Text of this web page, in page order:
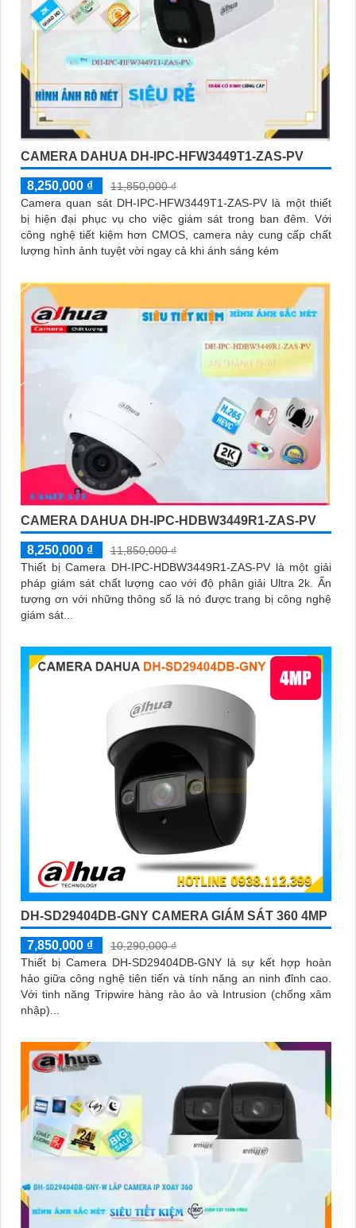
CAMERA DAHUA DH-IPC-HFW3449T1-ZAS-PV
8,250,000 ₫
11,850,000 ₫
Camera quan sát DH-IPC-HFW3449T1-ZAS-PV là một thiết
bị hiện đại phục vụ cho việc giám sát trong ban đêm. Với
công nghệ tiết kiệm hơn CMOS, camera này cung cấp chất
lượng hình ảnh tuyệt vời ngay cả khi ánh sáng kém
CAMERA DAHUA DH-IPC-HDBW3449R1-ZAS-PV
8,250,000 ₫
11,850,000 ₫
Thiết bị Camera DH-IPC-HDBW3449R1-ZAS-PV là một giải
pháp giám sát chất lượng cao với độ phân giải Ultra 2k. Ấn
tượng ơn với những thông số là nó được trang bị công nghệ
giám sát...
DH-SD29404DB-GNY CAMERA GIÁM SÁT 360 4MP
7,850,000 ₫
10,290,000 ₫
Thiết bị Camera DH-SD29404DB-GNY là sự kết hợp hoàn
hảo giữa công nghệ tiên tiến và tính năng an ninh đỉnh cao.
Với tinh năng Tripwire hàng rào ảo và Intrusion (chống xâm
nhập)...